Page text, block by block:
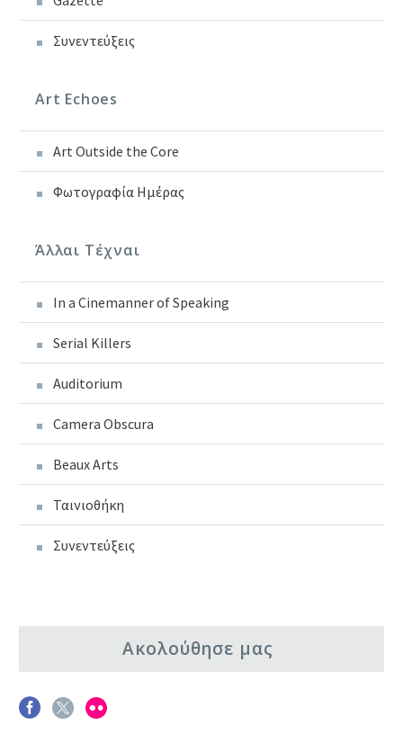
Συνεντεύξεις
Art Echoes
Art Outside the Core
Φωτογραφία Ημέρας
Άλλαι Τέχναι
In a Cinemanner of Speaking
Serial Killers
Auditorium
Camera Obscura
Beaux Arts
Ταινιοθήκη
Συνεντεύξεις
Ακολούθησε μας